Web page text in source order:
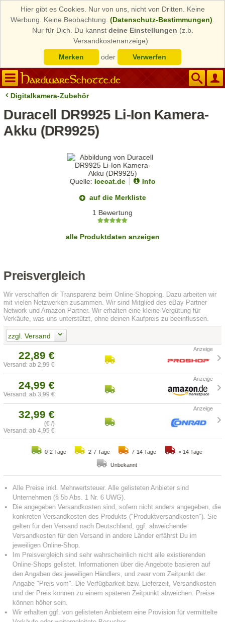
Hier gibt es Cookies. Nur von uns, nicht von Dritten. Keine
Werbung. Keine Beobachtung. (Datenschutz-Bestimmungen)
Nur für Dich. Du kannst deine Einstellungen (z.b.
Versandkostenanzeige)
Merken
oder Verwerfen
Digitalkamera-Zubehör
Duracell DR9925 Li-Ion Kamera-
Akku (DR9925)
Quelle: Icecat.de
Info
auf die Merkliste
1 Bewertung
alle Produktdaten anzeigen
Preisvergleich
Wir verschaffen dir Transparenz beim Online-Shopping. Dazu arbeiten wir
mit vielen Netzwerken zusammen. Wir sind Mitglied des eBay Partner
Network und Amazon-Partner. Wir erhalten eine kleine Vergütung für
Verkäufe, was uns unterstützt, ohne deinen Kaufpreis zu beeinflussen.
zzgl. Versand
22,89 €
Versand: ab 2,99 €
24,99 €
Versand: ab 3,99 €
32,99 €
(€ /)
Versand: ab 4,95 €
0-2 Tage 2-7 Tage 7-14 Tage > 14 Tage
Unbekannt